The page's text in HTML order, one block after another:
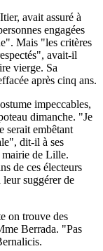
avait assuré à
engagées
Mais "les critères
avait-il
vierge. Sa
après cinq ans.
impeccables,
dimanche. "Je
serait embêtant
dit-il à ses
mairie de Lille.
de ces électeurs
suggérer de
on trouve des
Berrada. "Pas